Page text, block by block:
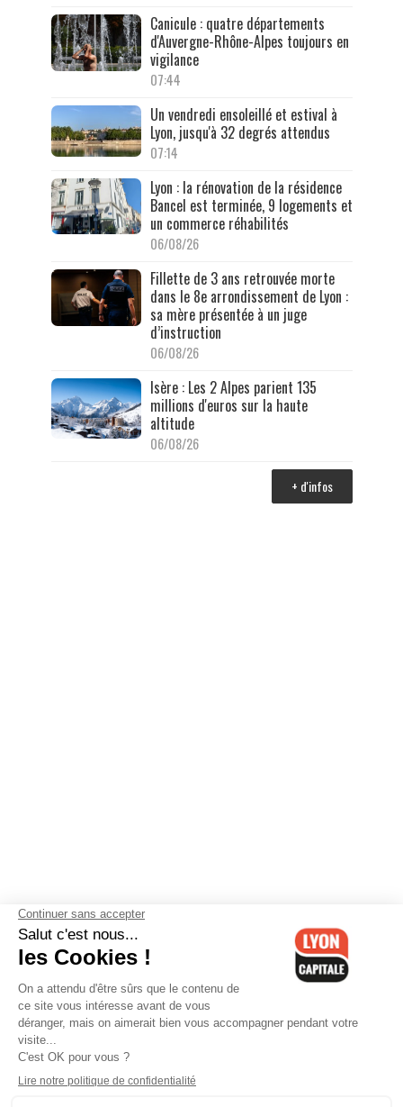
Canicule : quatre départements
d'Auvergne-Rhône-Alpes toujours en
vigilance
07:44
Un vendredi ensoleillé et estival à
Lyon, jusqu'à 32 degrés attendus
07:14
Lyon : la rénovation de la résidence
Bancel est terminée, 9 logements et
un commerce réhabilités
06/08/26
Fillette de 3 ans retrouvée morte
dans le 8e arrondissement de Lyon :
sa mère présentée à un juge
d’instruction
06/08/26
Isère : Les 2 Alpes parient 135
millions d'euros sur la haute
altitude
06/08/26
+ d'infos